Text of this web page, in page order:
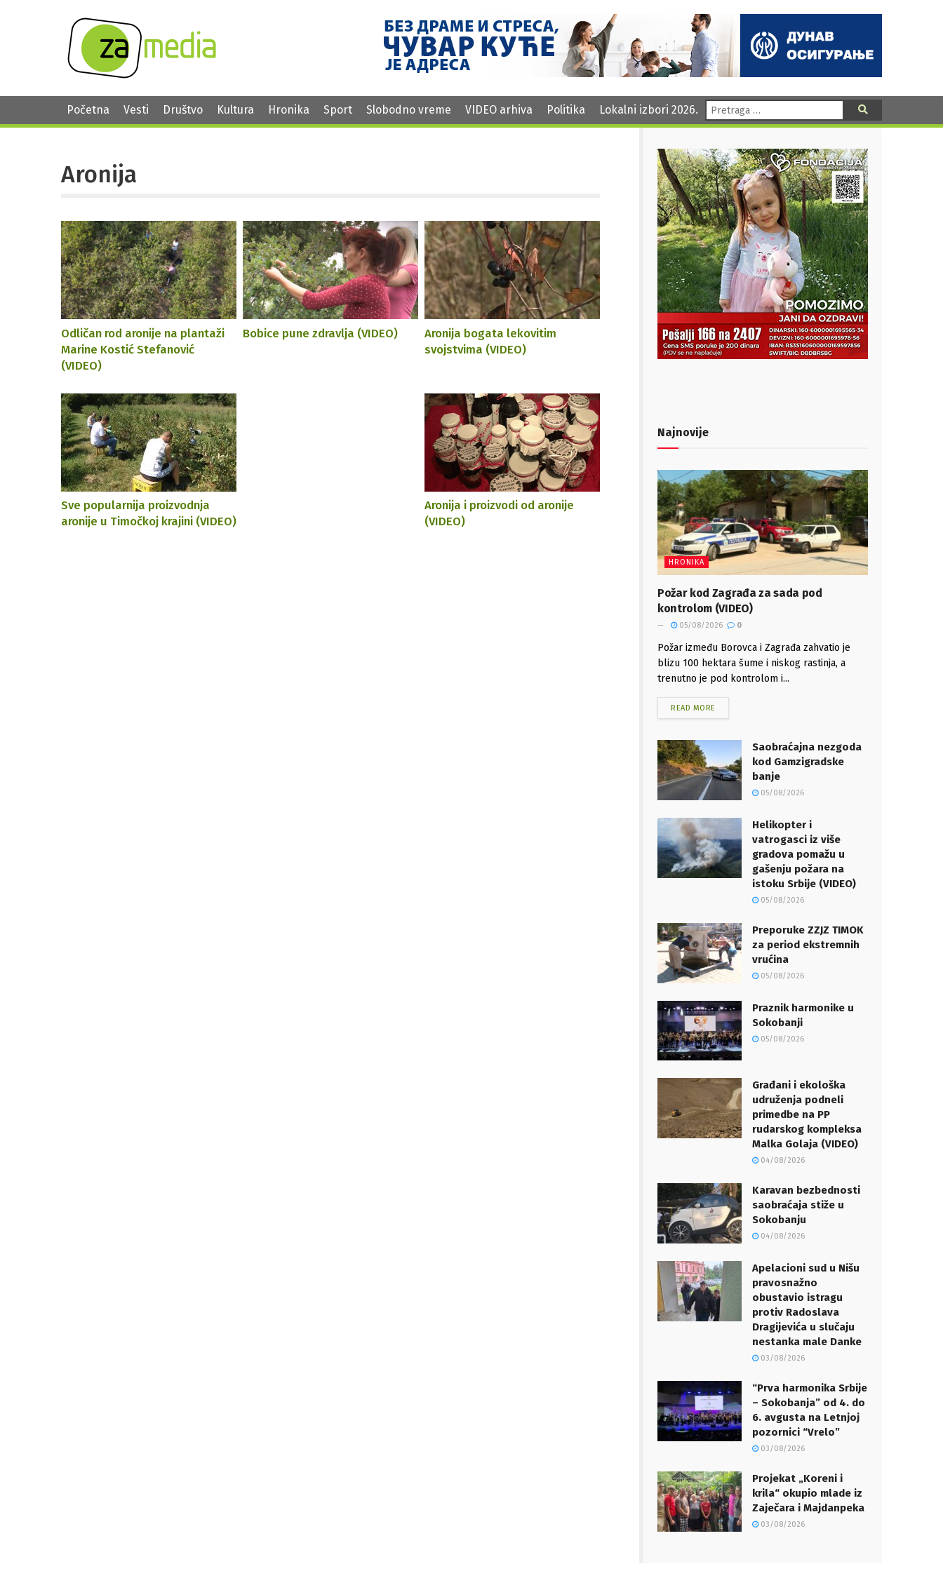
Početna Vesti Društvo Kultura Hronika Sport Slobodno vreme VIDEO arhiva Politika Lokalni izbori 2026. Pretraga:
Aronija
Odličan rod aronije na plantaži
Marine Kostić Stefanović
(VIDEO)
Bobice pune zdravlja (VIDEO)
Aronija bogata lekovitim
svojstvima (VIDEO)
Sve popularnija proizvodnja
aronije u Timočkoj krajini (VIDEO)
Aronija i proizvodi od aronije
(VIDEO)
Najnovije
HRONIKA
Požar kod Zagrađa za sada pod
kontrolom (VIDEO)
05/08/2026 0
Požar između Borovca i Zagrađa zahvatio je
blizu 100 hektara šume i niskog rastinja, a
trenutno je pod kontrolom i...
READ MORE
Saobraćajna nezgoda
kod Gamzigradske
banje
05/08/2026
Helikopter i
vatrogasci iz više
gradova pomažu u
gašenju požara na
istoku Srbije (VIDEO)
05/08/2026
Preporuke ZZJZ TIMOK
za period ekstremnih
vrućina
05/08/2026
Praznik harmonike u
Sokobanji
05/08/2026
Građani i ekološka
udruženja podneli
primedbe na PP
rudarskog kompleksa
Malka Golaja (VIDEO)
04/08/2026
Karavan bezbednosti
saobraćaja stiže u
Sokobanju
04/08/2026
Apelacioni sud u Nišu
pravosnažno
obustavio istragu
protiv Radoslava
Dragijevića u slučaju
nestanka male Danke
03/08/2026
“Prva harmonika Srbije
– Sokobanja” od 4. do
6. avgusta na Letnjoj
pozornici “Vrelo”
03/08/2026
Projekat „Koreni i
krila“ okupio mlade iz
Zaječara i Majdanpeka
03/08/2026